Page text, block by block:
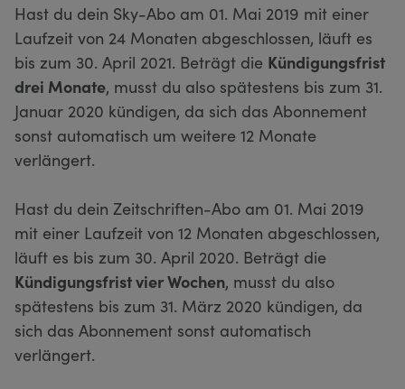
Hast du dein Sky-Abo am 01. Mai 2019 mit einer
Laufzeit von 24 Monaten abgeschlossen, läuft es
bis zum 30. April 2021. Beträgt die Kündigungsfrist
drei Monate, musst du also spätestens bis zum 31.
Januar 2020 kündigen, da sich das Abonnement
sonst automatisch um weitere 12 Monate
verlängert.
Hast du dein Zeitschriften-Abo am 01. Mai 2019
mit einer Laufzeit von 12 Monaten abgeschlossen,
läuft es bis zum 30. April 2020. Beträgt die
Kündigungsfrist vier Wochen, musst du also
spätestens bis zum 31. März 2020 kündigen, da
sich das Abonnement sonst automatisch
verlängert.